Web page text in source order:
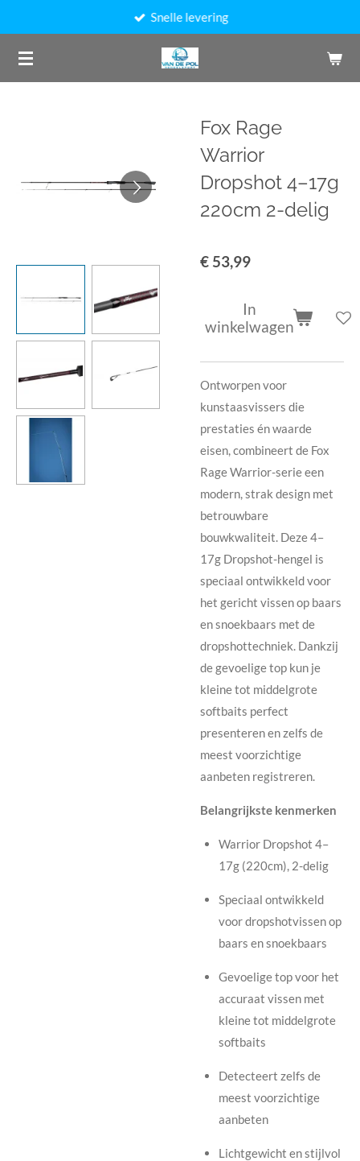
naar
de
Snelle levering
Fox Rage
Warrior
Dropshot 4–17g
220cm 2-delig
€ 53,99
In
winkelwagen
Ontworpen voor
kunstaasvissers die
prestaties én waarde
eisen, combineert de Fox
Rage Warrior-serie een
modern, strak design met
betrouwbare
bouwkwaliteit. Deze 4–
17g Dropshot-hengel is
speciaal ontwikkeld voor
het gericht vissen op baars
en snoekbaars met de
dropshottechniek. Dankzij
de gevoelige top kun je
kleine tot middelgrote
softbaits perfect
presenteren en zelfs de
meest voorzichtige
aanbeten registreren.
Belangrijkste kenmerken
Warrior Dropshot 4–
17g (220cm), 2-delig
Speciaal ontwikkeld
voor dropshotvissen op
baars en snoekbaars
Gevoelige top voor het
accuraat vissen met
kleine tot middelgrote
softbaits
Detecteert zelfs de
meest voorzichtige
aanbeten
Lichtgewicht en stijlvol